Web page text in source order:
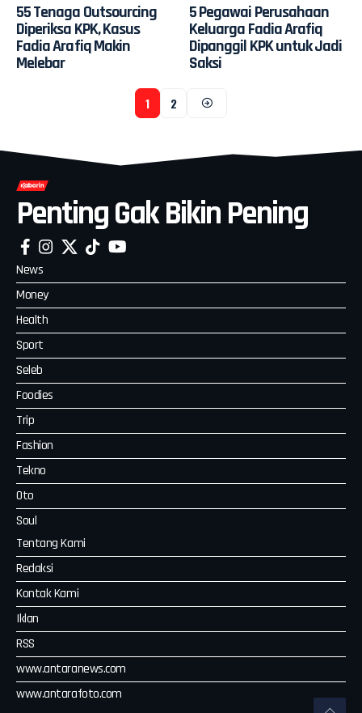
55 Tenaga Outsourcing
Diperiksa KPK, Kasus
Fadia Arafiq Makin
Melebar
5 Pegawai Perusahaan
Keluarga Fadia Arafiq
Dipanggil KPK untuk Jadi
Saksi
1 2
Penting Gak Bikin Pening
News
Money
Health
Sport
Seleb
Foodies
Trip
Fashion
Tekno
Oto
Soul
Tentang Kami
Redaksi
Kontak Kami
Iklan
RSS
www.antaranews.com
www.antarafoto.com